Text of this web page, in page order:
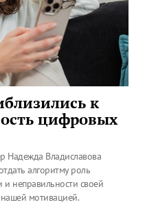
к
цифровых
Надежда Владиславова
алгоритму роль
и неправильности своей
мотивацией.